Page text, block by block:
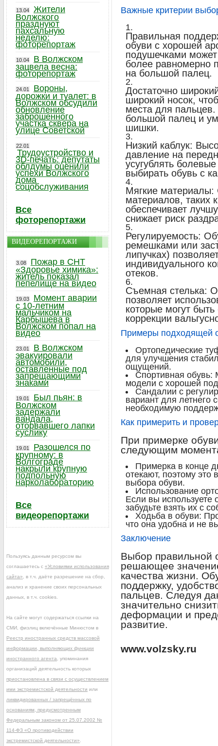
Важные критерии
Правильная
обуви с хорошей
подушечками может
более равномерно
на большой палец.
Достаточно
широкий носок,
места для
большой палец и
шишки.
Низкий каблук:
давление на
усугублять
выбирать обувь с
Мягкие
материалов, таких
обеспечивает
снижает риск
Регулируемость:
ремешками или
липучках)
индивидуального
отеков.
Съемная стелька:
позволяет
которые могут
коррекции
Примеры подходящей
Ортопедические
для улучшения
ощущений.
Спортивная
модели с хорошей
Сандалии с
вариант для летнего
необходимую
Как примерить и
При примерке
следующим
Примерка в конце
отекают, поэтому
выбора обуви.
Использование
Если вы используете
забудьте взять их с
Ходьба в обуви:
что она удобна и не
Заключение
Выбор правильной
решающее
качества жизни.
поддержку,
пальцев. Следуя
значительно
деформации и
развитие.
www.volzsky.ru
13.04
Жители
Волжского
празднуют
пахсальную
неделю:
фоторепортаж
10.04
В Волжском
зацвела весна:
фоторепортаж
24.01
Вороны,
дорожки и туалет: в
Волжском обсудили
обновление
заброшенного
участка сквера на
улице Советской
22.01
Трудоустройство и
3D-печать: депутаты
облдумы оценили
успехи Волжского
дома
соцобслуживания
Все
фоторепортажи
ВИДЕОРЕПОРТАЖИ
3.08
Пожар в СНТ
«Здоровье химика»:
житель показал
пепелище на видео
19.03
Момент аварии
с 10-летним
мальчиком на
Карбышева в
Волжском попал на
видео
23.01
В Волжском
эвакуировали
автомобили,
оставленные под
запрещающими
знаками
19.01
Был пьян: в
Волжском
задержали
вандала,
оторвавшего лапки
суслику
19.01
Разошелся по
крупному: в
Волгограде
накрыли крупную
подпольную
нарколабораторию
Все
видеорепортажи
Пользуясь данным ресурсом вы
соглашаетесь с «Условиями использования
сайта» , в т.ч. даёте разрешение на сбор,
анализ и хранение своих персональных
данных, в т.ч. cookies.
На сайте могут содержаться ссылки на
СМИ, физлиц включённые Минюстом в
Реестр иностранных средств массовой
информации, выполняющих функции
иностранного агента , упоминания
организаций деятельность которых
приостановлена в связи с осуществлением
ими экстремистской деятельности или
ликвидированных / запрещённых по
основаниям, предусмотренным
Федеральным законом от 25.07.2002 №
114-ФЗ «О противодействии
экстремистской деятельности»